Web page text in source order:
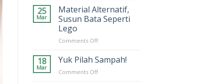
Cantik
Dengan
Wallpaper
25
Mar
Material Alternatif,
Susun Bata Seperti
Lego
Comments Offon
Alternatif,
Susun
Bata
18
Mar
Yuk Pilah Sampah!
Comments Offon